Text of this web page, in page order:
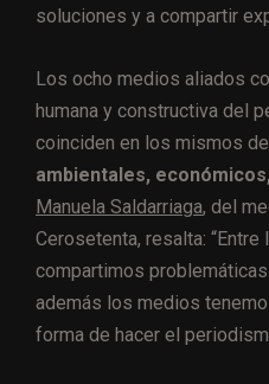
soluciones y a compartir
Los ocho medios aliados
humana y constructiva del
coinciden en los mismos
ambientales,
Manuela Saldarriaga, del
Cerosetenta, resalta:
compartimos
además los medios
forma de hacer el